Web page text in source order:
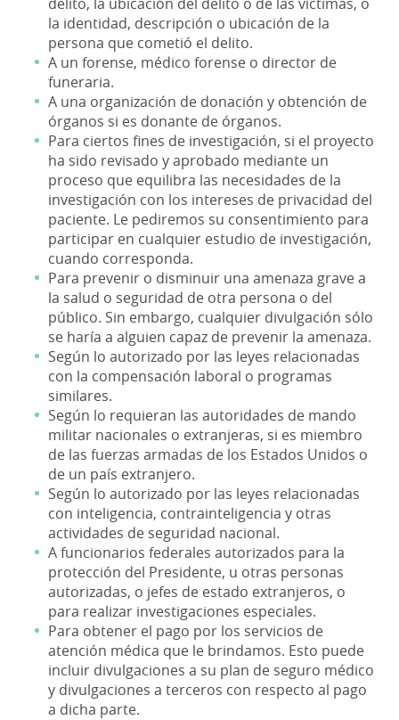
la identidad, descripción o ubicación de la
persona que cometió el delito.
A un forense, médico forense o director de
funeraria.
A una organización de donación y obtención de
órganos si es donante de órganos.
Para ciertos fines de investigación, si el proyecto
ha sido revisado y aprobado mediante un
proceso que equilibra las necesidades de la
investigación con los intereses de privacidad del
paciente. Le pediremos su consentimiento para
participar en cualquier estudio de investigación,
cuando corresponda.
Para prevenir o disminuir una amenaza grave a
la salud o seguridad de otra persona o del
público. Sin embargo, cualquier divulgación sólo
se haría a alguien capaz de prevenir la amenaza.
Según lo autorizado por las leyes relacionadas
con la compensación laboral o programas
similares.
Según lo requieran las autoridades de mando
militar nacionales o extranjeras, si es miembro
de las fuerzas armadas de los Estados Unidos o
de un país extranjero.
Según lo autorizado por las leyes relacionadas
con inteligencia, contrainteligencia y otras
actividades de seguridad nacional.
A funcionarios federales autorizados para la
protección del Presidente, u otras personas
autorizadas, o jefes de estado extranjeros, o
para realizar investigaciones especiales.
Para obtener el pago por los servicios de
atención médica que le brindamos. Esto puede
incluir divulgaciones a su plan de seguro médico
y divulgaciones a terceros con respecto al pago
a dicha parte.